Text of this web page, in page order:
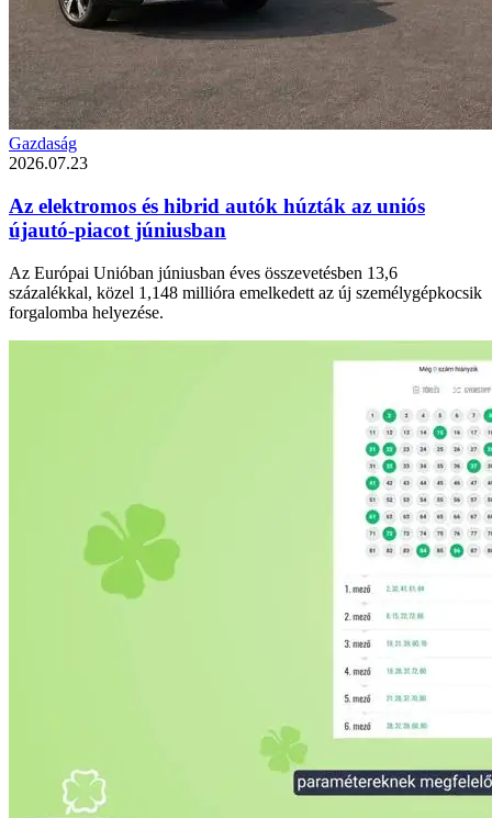
Gazdaság
2026.07.23
Az elektromos és hibrid autók húzták az uniós
újautó-piacot júniusban
Az Európai Unióban júniusban éves összevetésben 13,6
százalékkal, közel 1,148 millióra emelkedett az új személygépkocsik
forgalomba helyezése.